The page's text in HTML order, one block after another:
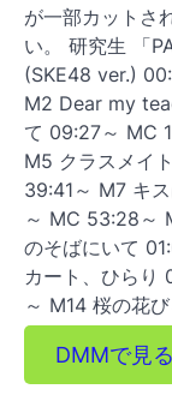
が一部カットさ
い。 研究生 「
(SKE48 ver.)
M2 Dear my
て 09:27～ MC
M5 クラスメイ
39:41～ M7 キ
～ MC 53:28～
のそばにいて
カート、ひらり
～ M14 桜の花
DMMで見る